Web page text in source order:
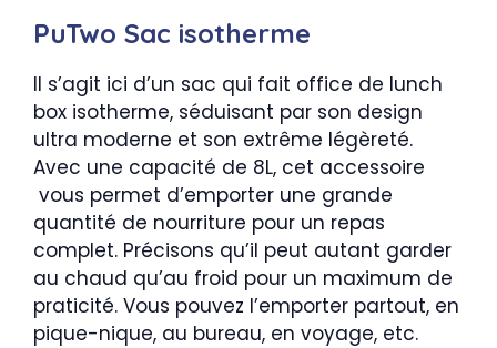
PuTwo Sac isotherme
Il s’agit ici d’un sac qui fait office de lunch
box isotherme, séduisant par son design
ultra moderne et son extrême légèreté.
Avec une capacité de 8L, cet accessoire
vous permet d’emporter une grande
quantité de nourriture pour un repas
complet. Précisons qu’il peut autant garder
au chaud qu’au froid pour un maximum de
praticité. Vous pouvez l’emporter partout, en
pique-nique, au bureau, en voyage, etc.